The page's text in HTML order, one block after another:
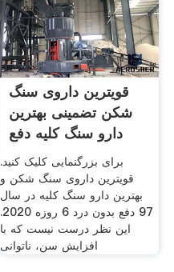
قویترین داروی سنگ
شکن تضمینی بهترین
دارو سنگ کلیه دفع
بدون
برای بزرگنمایی کلیک کنید.
قویترین داروی سنگ شکن و
بهترین دارو سنگ کلیه در سال
97 دفع بدون درد 6 روزه 2020.
این‌ نظر درست‌ نیست‌ که‌ با